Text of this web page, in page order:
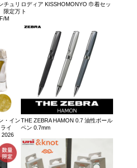
チュリ
限定万
M
ロディア KISSHOMONYO 巾着セッ
ト
・イン
イ
2026
THE ZEBRA HAMON 0.7 油性ボール
ペン 0.7mm